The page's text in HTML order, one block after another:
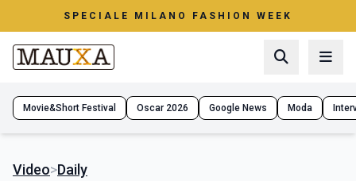
SPECIALE MILANO FASHION WEEK
Movie&Short Festival Oscar 2026 Google News Moda
Video>Daily